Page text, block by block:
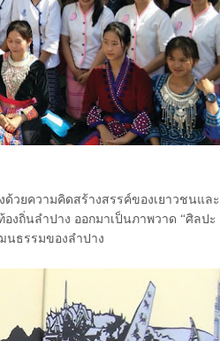
วยความคิดสร้างสรรค์ของเยาวชนและ
ถิ่นลำปาง ออกมาเป็นภาพวาด “ศิลปะ
นธรรมของลำปาง